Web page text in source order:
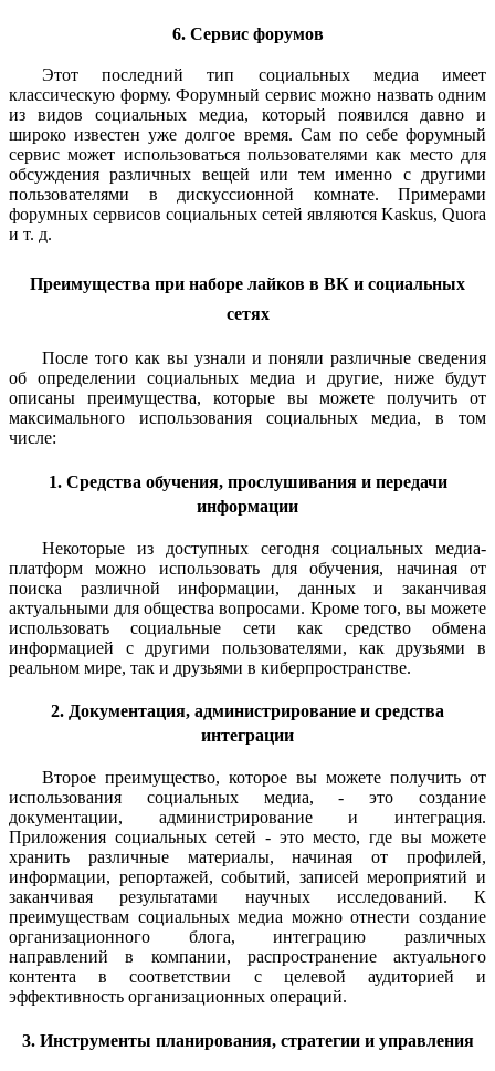
6. Сервис форумов
Этот последний тип социальных медиа имеет
классическую форму. Форумный сервис можно назвать одним
из видов социальных медиа, который появился давно и
широко известен уже долгое время. Сам по себе форумный
сервис может использоваться пользователями как место для
обсуждения различных вещей или тем именно с другими
пользователями в дискуссионной комнате. Примерами
форумных сервисов социальных сетей являются Kaskus, Quora
и т. д.
Преимущества при наборе лайков в ВК и социальных
сетях
После того как вы узнали и поняли различные сведения
об определении социальных медиа и другие, ниже будут
описаны преимущества, которые вы можете получить от
максимального использования социальных медиа, в том
числе:
1. Средства обучения, прослушивания и передачи
информации
Некоторые из доступных сегодня социальных медиа-
платформ можно использовать для обучения, начиная от
поиска различной информации, данных и заканчивая
актуальными для общества вопросами. Кроме того, вы можете
использовать социальные сети как средство обмена
информацией с другими пользователями, как друзьями в
реальном мире, так и друзьями в киберпространстве.
2. Документация, администрирование и средства
интеграции
Второе преимущество, которое вы можете получить от
использования социальных медиа, - это создание
документации, администрирование и интеграция.
Приложения социальных сетей - это место, где вы можете
хранить различные материалы, начиная от профилей,
информации, репортажей, событий, записей мероприятий и
заканчивая результатами научных исследований. К
преимуществам социальных медиа можно отнести создание
организационного блога, интеграцию различных
направлений в компании, распространение актуального
контента в соответствии с целевой аудиторией и
эффективность организационных операций.
3. Инструменты планирования, стратегии и управления